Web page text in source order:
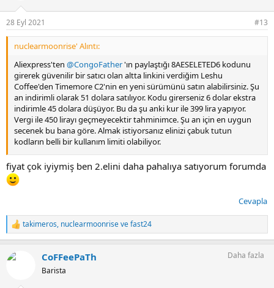
:
28 Eyl 2021 #13
nuclearmoonrise' Alıntı:
Aliexpress'ten @CongoFather'ın paylaştığı 8AESELETED6 kodunu
girerek güvenilir bir satıcı olan altta linkini verdiğim Leshu
Coffee'den Timemore C2'nin en yeni sürümünü satın alabilirsiniz. Şu
an indirimli olarak 51 dolara satılıyor. Kodu girerseniz 6 dolar ekstra
indirimle 45 dolara düşüyor. Bu da şu anki kur ile 399 lira yapıyor.
Vergi ile 450 lirayı geçmeyecektir tahminimce. Şu an için en uygun
secenek bu bana göre. Almak istiyorsanız elinizi çabuk tutun
kodların belli bir kullanım limiti olabiliyor.
US $51.06 63%OFF | TIMEMORE kestane C2 Upgrade manuel kahve
değirmeni taşınabilir el yüksek kaliteli değirmeni çay öğütme
makinesi değirmen çift rulman konumlandırma
55.2US $ 60% OFF|Timemore Chestnut C2 Upgrade Manual Coffee Grinder Portable High Quality Hand Grinder Mill With Double Bearing Positioning - Manual Coffee Grinders - AliExpress
Smarter Shopping, Better Living! Aliexpress.com
a.aliexpress.com
fiyat çok iyiymiş ben 2.elini daha pahalıya satıyorum forumda
Cevapla
T
e
k
takimeros, nuclearmoonrisevefast24
CoFFeePaTh
Barista
Daha fazla